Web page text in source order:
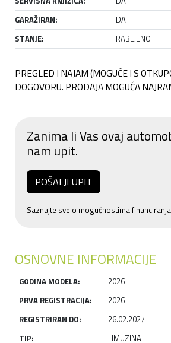
GARAŽIRAN:
DA
STANJE:
RABLJENO
PREGLED I NAJAM (MOGUĆE I S
DOGOVORU. PRODAJA MOGUĆA
Zanima li Vas ovaj
nam upit.
POŠALJI UPIT
Saznajte sve o mogućnostima
OSNOVNE INFORMACIJE
GODINA MODELA:
2026
PRVA REGISTRACIJA:
2026
REGISTRIRAN DO:
26.02.2027
TIP:
LIMUZINA